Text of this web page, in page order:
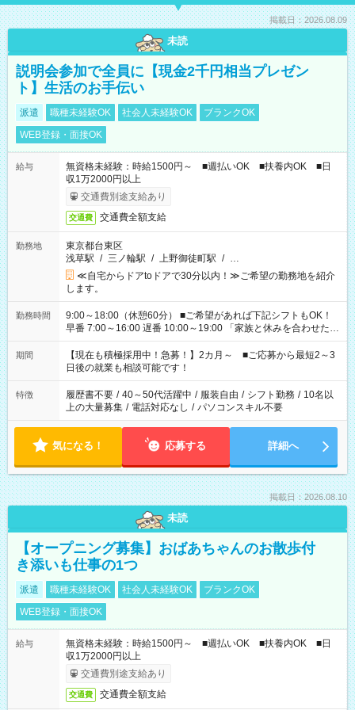
掲載日：2026.08.09
未読
説明会参加で全員に【現金2千円相当プレゼン
ト】生活のお手伝い
派遣 職種未経験OK 社会人未経験OK
ブランクOK
WEB登録・面接OK
給与
無資格未経験：時給1500円～ ■週払いOK ■扶養内OK ■日
収1万2000円以上
交通費別途支給あり
交通費 交通費全額支給
勤務地
東京都台東区
浅草駅 / 三ノ輪駅 / 上野御徒町駅 / …
≪自宅からドアtoドアで30分以内！≫ご希望の勤務地を紹介
します。
勤務時間
9:00～18:00（休憩60分） ■ご希望があれば下記シフトもOK！
早番 7:00～16:00 遅番 10:00～19:00 「家族と休みを合わせた
い」 「余裕を持って夕飯の準備がしたい」 「できれば残業はし
たくない」 など、ご希望を教えてくださいね。 ※Wワーク希望
の方へ 今ご覧のお仕事で希望する勤務時間と、もう1つのお仕事
の勤務時間。 合計で週40時間を超える場合は応募できません。
期間
【現在も積極採用中！急募！】2カ月～ ■ご応募から最短2～3
日後の就業も相談可能です！
特徴 履歴書不要 / 40～50代活躍中 / 服装自由 / シフト勤務 / 10名以
上の大量募集 / 電話対応なし / パソコンスキル不要
気になる！ 応募する 詳細へ
掲載日：2026.08.10
未読
【オープニング募集】おばあちゃんのお散歩付
き添いも仕事の1つ
派遣 職種未経験OK 社会人未経験OK
ブランクOK
WEB登録・面接OK
給与
無資格未経験：時給1500円～ ■週払いOK ■扶養内OK ■日
収1万2000円以上
交通費別途支給あり
交通費 交通費全額支給